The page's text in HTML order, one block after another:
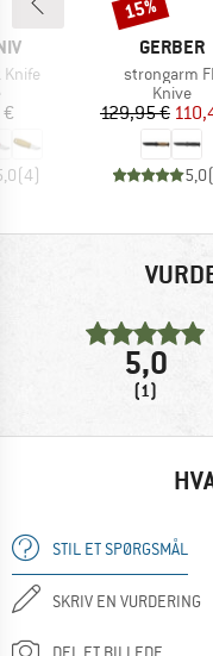
Knife
(4)
MÆRKE
GERBER
Artikel
strongarm
Knive
Pris
129,95 €
5,0(
15%
5,0
(1)
STIL ET SPØRGSMÅL
SKRIV EN VURDERING